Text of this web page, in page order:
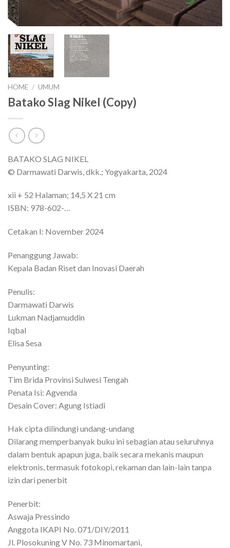
HOME / UMUM
Batako Slag Nikel (Copy)
BATAKO SLAG NIKEL
© Darmawati Darwis, dkk.; Yogyakarta, 2024
xii + 52 Halaman; 14,5 X 21 cm
ISBN: 978-602-…
Cetakan I: November 2024
Penanggung Jawab:
Kepala Badan Riset dan Inovasi Daerah
Penulis:
Darmawati Darwis
Lukman Nadjamuddin
Iqbal
Elisa Sesa
Penyunting:
Tim Brida Provinsi Sulwesi Tengah
Penata Isi: Agvenda
Desain Cover: Agung Istiadi
Hak cipta dilindungi undang-undang
Dilarang memperbanyak buku ini sebagian atau seluruhnya
dalam bentuk apapun juga, baik secara mekanis maupun
elektronis, termasuk fotokopi, rekaman dan lain-lain tanpa
izin dari penerbit
Penerbit:
Aswaja Pressindo
Anggota IKAPI No. 071/DIY/2011
Jl. Plosokuning V No. 73 Minomartani,